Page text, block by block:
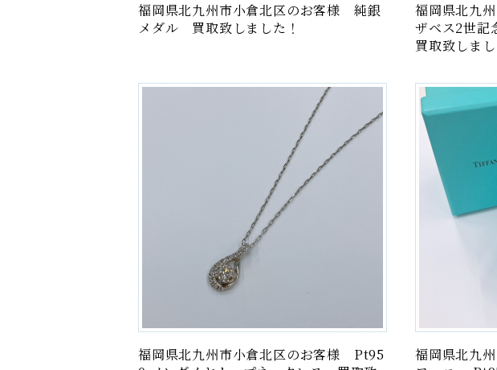
福岡県北九州市小倉北区のお客様 純銀
メダル 買取致しました！
福岡県北九
ザベス2世記
買取致しまし
福岡県北九州市小倉北区のお客様 Pt95
福岡県北九